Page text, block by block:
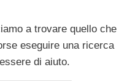
a trovare quello che
eseguire una ricerca
di aiuto.